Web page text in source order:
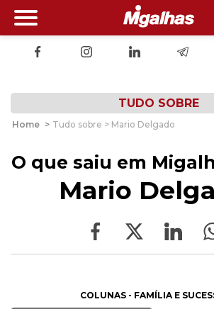
TUDO SOBRE
Home > Tudo sobre > Mario Delgado
O que saiu em
Mario
COLUNAS - FAMÍLIA E